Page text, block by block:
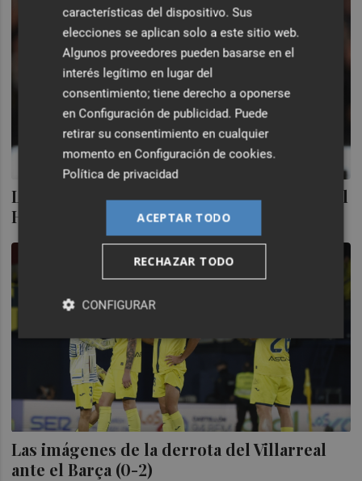
Las imágenes de la goleada del Castellón al
Huesca (4-1)
Las imágenes de la derrota del Villarreal
ante el Barça (0-2)
características del dispositivo. Sus
elecciones se aplican solo a este sitio web.
Algunos proveedores pueden basarse en el
interés legítimo en lugar del
consentimiento; tiene derecho a oponerse
en Configuración de publicidad. Puede
retirar su consentimiento en cualquier
momento en Configuración de cookies.
Política de privacidad
ACEPTAR TODO
RECHAZAR TODO
CONFIGURAR